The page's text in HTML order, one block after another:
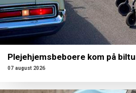
Plejehjemsbeboere kom på
07 august 2026